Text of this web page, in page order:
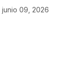
junio 09, 2026